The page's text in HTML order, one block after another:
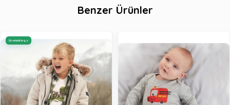
Benzer Ürünler
Ücretsiz Kargo